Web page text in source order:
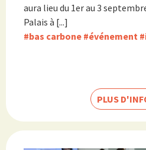
aura lieu du 1er au 3
Palais à [...]
#bas carbone #événement
PLUS